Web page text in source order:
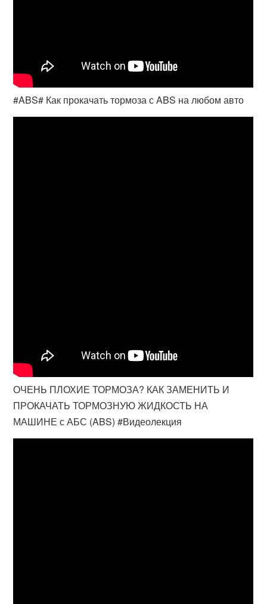
#ABS# Как прокачать тормоза с ABS на любом авто
ОЧЕНЬ ПЛОХИЕ ТОРМОЗА? КАК ЗАМЕНИТЬ И
ПРОКАЧАТЬ ТОРМОЗНУЮ ЖИДКОСТЬ НА
МАШИНЕ с АБС (ABS) #Видеолекция